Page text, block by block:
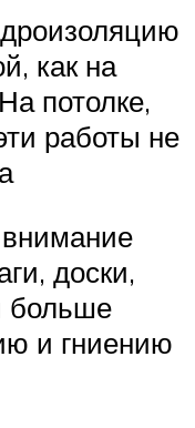
как на
потолке,
работы не
доски,
больше
и гниению